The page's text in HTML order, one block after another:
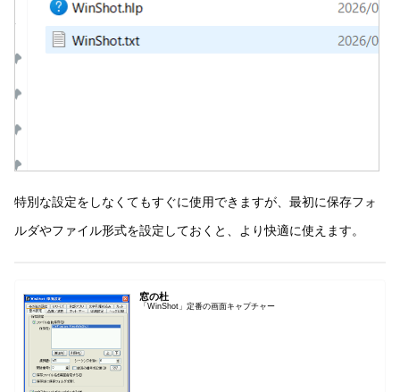
特別な設定をしなくてもすぐに使用できますが、最初に保存フォ
ルダやファイル形式を設定しておくと、より快適に使えます。
窓の杜
「WinShot」定番の画面キャプチャー